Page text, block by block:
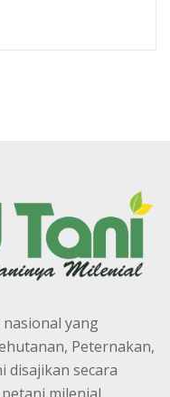
nasional yang
Peternakan,
disajikan secara